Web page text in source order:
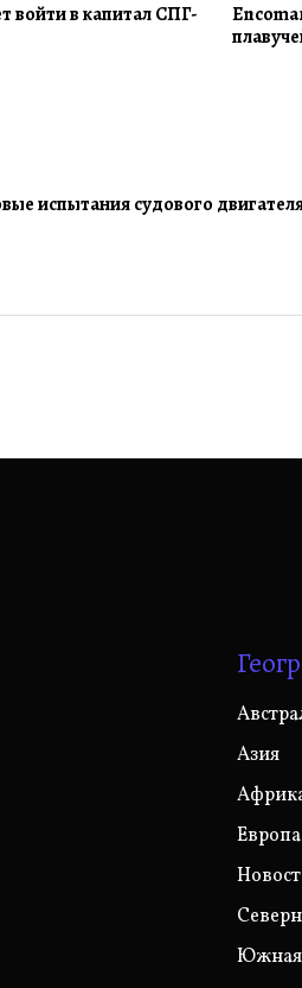
войти в капитал СПГ-
испытания судового
Азия
Европа
Южная